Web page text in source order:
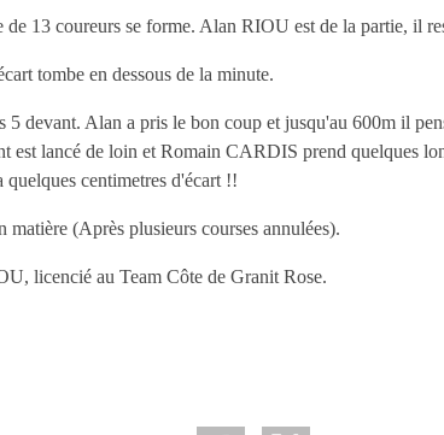
13 coureurs se forme. Alan RIOU est de la partie, il
tombe en dessous de la minute.
devant. Alan a pris le bon coup et jusqu'au 600m il
est lancé de loin et Romain CARDIS prend quelques
centimetres d'écart !!
matière (Après plusieurs courses annulées).
licencié au Team Côte de Granit Rose.